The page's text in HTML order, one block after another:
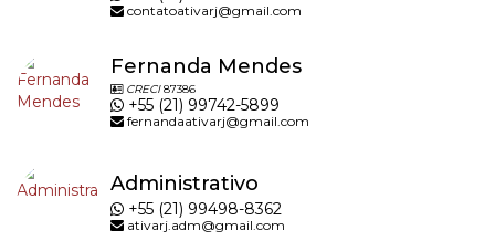
contatoativarj@gmail.com
Fernanda Mendes
CRECI87386
+55 (21) 99742-5899
fernandaativarj@gmail.com
Administrativo
+55 (21) 99498-8362
ativarj.adm@gmail.com